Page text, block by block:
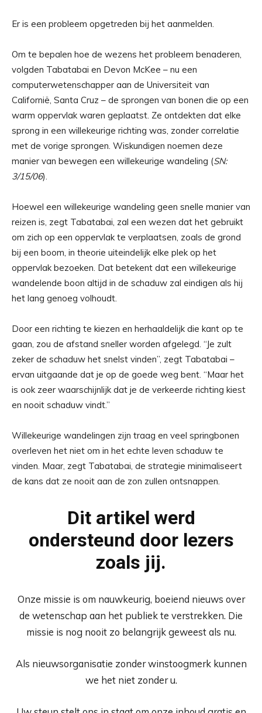
Er is een probleem opgetreden bij het aanmelden.
Om te bepalen hoe de wezens het probleem benaderen,
volgden Tabatabai en Devon McKee – nu een
computerwetenschapper aan de Universiteit van
Californië, Santa Cruz – de sprongen van bonen die op een
warm oppervlak waren geplaatst. Ze ontdekten dat elke
sprong in een willekeurige richting was, zonder correlatie
met de vorige sprongen. Wiskundigen noemen deze
manier van bewegen een willekeurige wandeling (SN:
3/15/06).
Hoewel een willekeurige wandeling geen snelle manier van
reizen is, zegt Tabatabai, zal een wezen dat het gebruikt
om zich op een oppervlak te verplaatsen, zoals de grond
bij een boom, in theorie uiteindelijk elke plek op het
oppervlak bezoeken. Dat betekent dat een willekeurige
wandelende boon altijd in de schaduw zal eindigen als hij
het lang genoeg volhoudt.
Door een richting te kiezen en herhaaldelijk die kant op te
gaan, zou de afstand sneller worden afgelegd. “Je zult
zeker de schaduw het snelst vinden”, zegt Tabatabai –
ervan uitgaande dat je op de goede weg bent. “Maar het
is ook zeer waarschijnlijk dat je de verkeerde richting kiest
en nooit schaduw vindt.”
Willekeurige wandelingen zijn traag en veel springbonen
overleven het niet om in het echte leven schaduw te
vinden. Maar, zegt Tabatabai, de strategie minimaliseert
de kans dat ze nooit aan de zon zullen ontsnappen.
Dit artikel werd
ondersteund door lezers
zoals jij.
Onze missie is om nauwkeurig, boeiend nieuws over
de wetenschap aan het publiek te verstrekken. Die
missie is nog nooit zo belangrijk geweest als nu.
Als nieuwsorganisatie zonder winstoogmerk kunnen
we het niet zonder u.